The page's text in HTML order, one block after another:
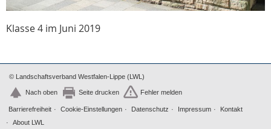
Klasse 4 im Juni 2019
© Landschaftsverband Westfalen-Lippe (LWL)
Nach oben Seite drucken Fehler melden
Barrierefreiheit Cookie-Einstellungen Datenschutz Impressum
Kontakt
About LWL